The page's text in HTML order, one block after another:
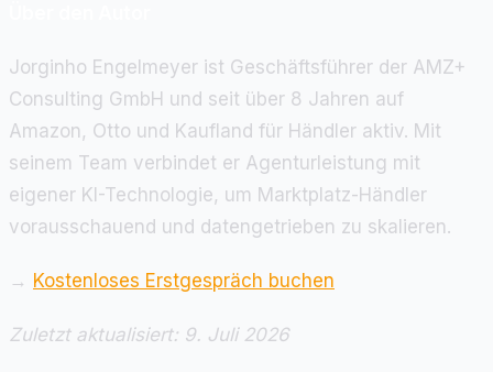
Jorginho Engelmeyer ist Geschäftsführer der AMZ+
Consulting GmbH und seit über 8 Jahren auf
Amazon, Otto und Kaufland für Händler aktiv. Mit
seinem Team verbindet er Agenturleistung mit
eigener KI-Technologie, um Marktplatz-Händler
vorausschauend und datengetrieben zu skalieren.
→ Kostenloses Erstgespräch buchen
Zuletzt aktualisiert: 9. Juli 2026